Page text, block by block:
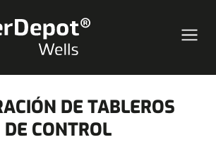
DE TABLEROS
DE CONTROL